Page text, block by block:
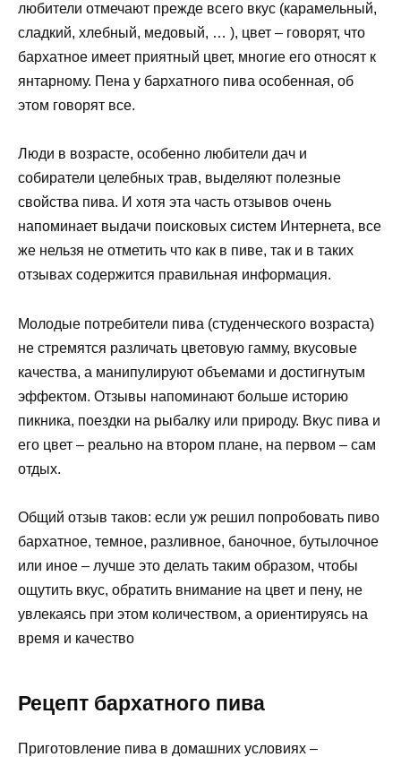
любители отмечают прежде всего вкус (карамельный,
сладкий, хлебный, медовый, … ), цвет – говорят, что
бархатное имеет приятный цвет, многие его относят к
янтарному. Пена у бархатного пива особенная, об
этом говорят все.
Люди в возрасте, особенно любители дач и
собиратели целебных трав, выделяют полезные
свойства пива. И хотя эта часть отзывов очень
напоминает выдачи поисковых систем Интернета, все
же нельзя не отметить что как в пиве, так и в таких
отзывах содержится правильная информация.
Молодые потребители пива (студенческого возраста)
не стремятся различать цветовую гамму, вкусовые
качества, а манипулируют объемами и достигнутым
эффектом. Отзывы напоминают больше историю
пикника, поездки на рыбалку или природу. Вкус пива и
его цвет – реально на втором плане, на первом – сам
отдых.
Общий отзыв таков: если уж решил попробовать пиво
бархатное, темное, разливное, баночное, бутылочное
или иное – лучше это делать таким образом, чтобы
ощутить вкус, обратить внимание на цвет и пену, не
увлекаясь при этом количеством, а ориентируясь на
время и качество
Рецепт бархатного пива
Приготовление пива в домашних условиях –